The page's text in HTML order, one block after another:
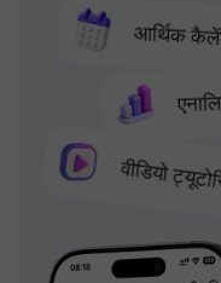
आर्थिक
वीडियो